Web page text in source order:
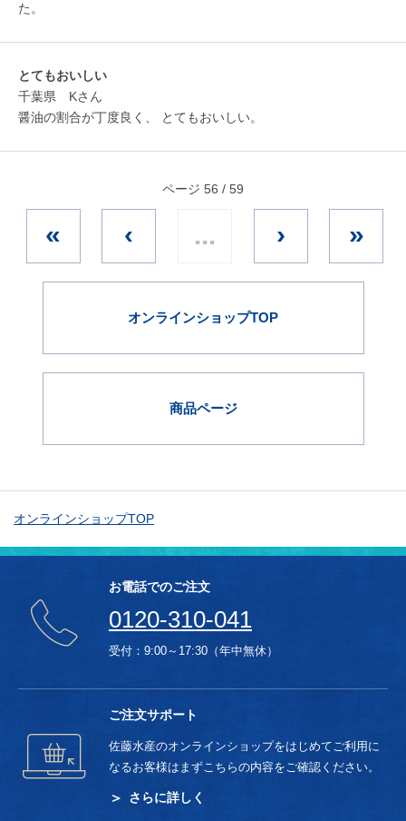
た。
とてもおいしい
千葉県 Kさん
醤油の割合が丁度良く、 とてもおいしい。
ページ 56 / 59
« ‹ ... › »
オンラインショップTOP
商品ページ
オンラインショップTOP
お電話でのご注文
0120-310-041
受付：9:00～17:30（年中無休）
ご注文サポート
佐藤水産のオンラインショップをはじめてご利用に
なるお客様はまずこちらの内容をご確認ください。
さらに詳しく